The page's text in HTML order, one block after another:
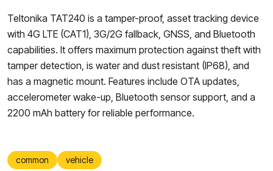
Teltonika TAT240 is a tamper-proof, asset tracking device
with 4G LTE (CAT1), 3G/2G fallback, GNSS, and Bluetooth
capabilities. It offers maximum protection against theft with
tamper detection, is water and dust resistant (IP68), and
has a magnetic mount. Features include OTA updates,
accelerometer wake-up, Bluetooth sensor support, and a
2200 mAh battery for reliable performance.
common vehicle